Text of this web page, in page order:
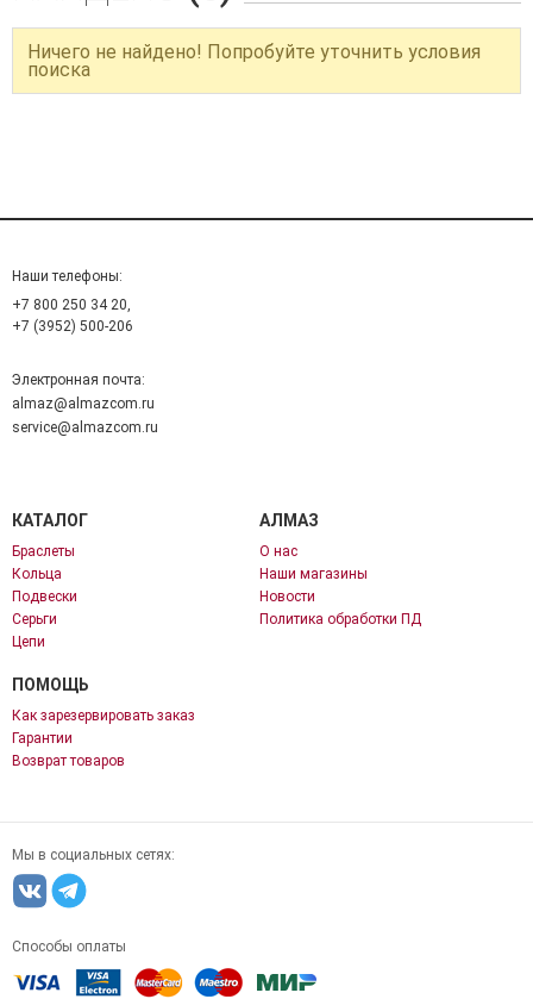
Ничего не найдено! Попробуйте уточнить условия
поиска
Наши телефоны:
+7 800 250 34 20,
+7 (3952) 500-206
Электронная почта:
almaz@almazcom.ru
service@almazcom.ru
КАТАЛОГ
Браслеты
Кольца
Подвески
Серьги
Цепи
АЛМАЗ
О нас
Наши магазины
Новости
Политика обработки ПД
ПОМОЩЬ
Как зарезервировать заказ
Гарантии
Возврат товаров
Мы в социальных сетях:
Способы оплаты